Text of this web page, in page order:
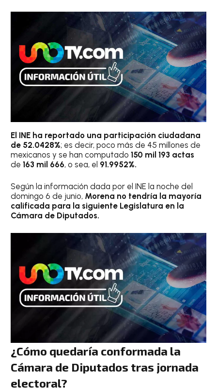
El INE ha reportado una participación ciudadana
de 52.0428%; es decir, poco más de 45 millones de
mexicanos y se han computado150 mil 193 actas
de163 mil 666, o sea, el 91.9952%.
Según la información dada por el INE la noche del
domingo 6 de junio, Morena no tendría la mayoría
calificada para la siguiente Legislatura en la
Cámara de Diputados.
¿Cómo quedaría conformada la
Cámara de Diputados tras jornada
electoral?